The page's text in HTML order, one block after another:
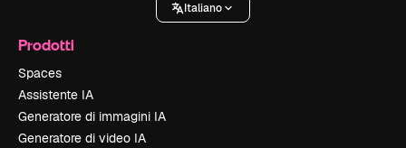
Italiano
Prodotti
Spaces
Assistente IA
Generatore di immagini IA
Generatore di video IA